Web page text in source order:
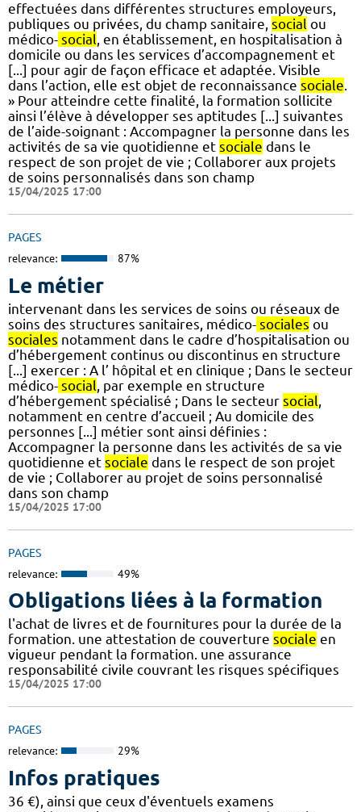
effectuées dans différentes structures employeurs,
publiques ou privées, du champ sanitaire, social ou
médico- social, en établissement, en hospitalisation à
domicile ou dans les services d’accompagnement et
[...] pour agir de façon efficace et adaptée. Visible
dans l’action, elle est objet de reconnaissance sociale.
» Pour atteindre cette finalité, la formation sollicite
ainsi l’élève à développer ses aptitudes [...] suivantes
de l’aide-soignant : Accompagner la personne dans les
activités de sa vie quotidienne et sociale dans le
respect de son projet de vie ; Collaborer aux projets
de soins personnalisés dans son champ
15/04/2025 17:00
PAGES
relevance: 87%
Le métier
intervenant dans les services de soins ou réseaux de
soins des structures sanitaires, médico- sociales ou
sociales notamment dans le cadre d’hospitalisation ou
d’hébergement continus ou discontinus en structure
[...] exercer : A l’ hôpital et en clinique ; Dans le secteur
médico- social , par exemple en structure
d’hébergement spécialisé ; Dans le secteur social
notamment en centre d’accueil ; Au domicile des
personnes [...] métier sont ainsi définies :
Accompagner la personne dans les activités de sa vie
quotidienne et sociale dans le respect de son projet
de vie ; Collaborer au projet de soins personnalisé
dans son champ
15/04/2025 17:00
PAGES
relevance: 49%
Obligations liées à la formation
l'achat de livres et de fournitures pour la durée de la
formation. une attestation de couverture sociale en
vigueur pendant la formation. une assurance
responsabilité civile couvrant les risques spécifiques
15/04/2025 17:00
PAGES
relevance: 29%
Infos pratiques
36 €), ainsi que ceux d'éventuels examens